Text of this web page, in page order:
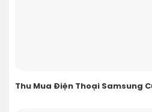
Thu Mua Điện Thoại Samsung